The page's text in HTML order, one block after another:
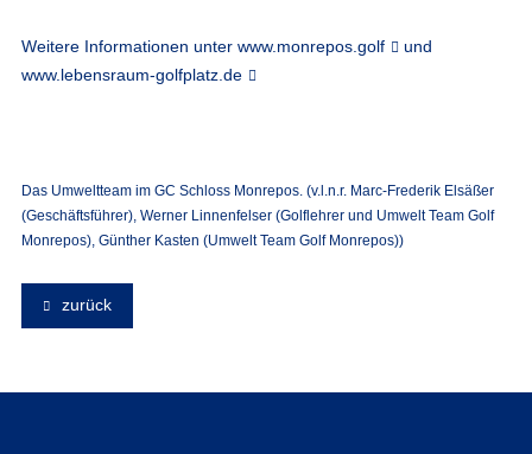
Weitere Informationen unter www.monrepos.golf
und
www.lebensraum-golfplatz.de
Das Umweltteam im GC Schloss Monrepos. (v.l.n.r. Marc-Frederik Elsäßer
(Geschäftsführer), Werner Linnenfelser (Golflehrer und Umwelt Team Golf
Monrepos), Günther Kasten (Umwelt Team Golf Monrepos))
zurück